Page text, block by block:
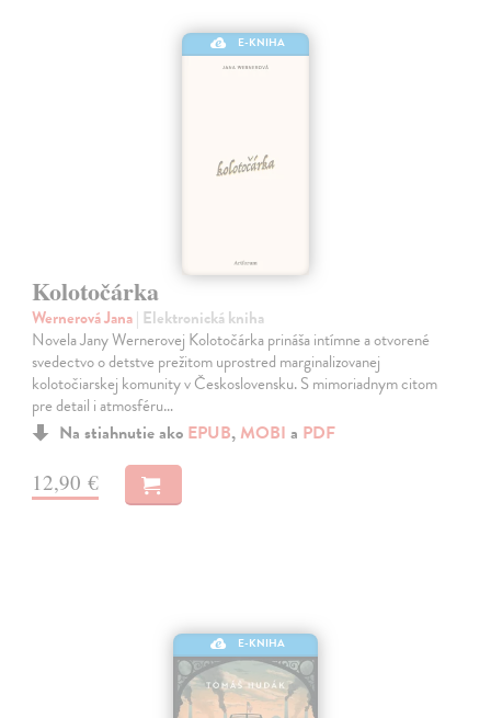
E-KNIHA
Kolotočárka
Wernerová Jana| Elektronická kniha
Novela Jany Wernerovej Kolotočárka prináša intímne a otvorené
svedectvo o detstve prežitom uprostred marginalizovanej
kolotočiarskej komunity v Československu. S mimoriadnym citom
pre detail i atmosféru…
Na stiahnutie ako EPUB, MOBI a PDF
12,90 €
E-KNIHA